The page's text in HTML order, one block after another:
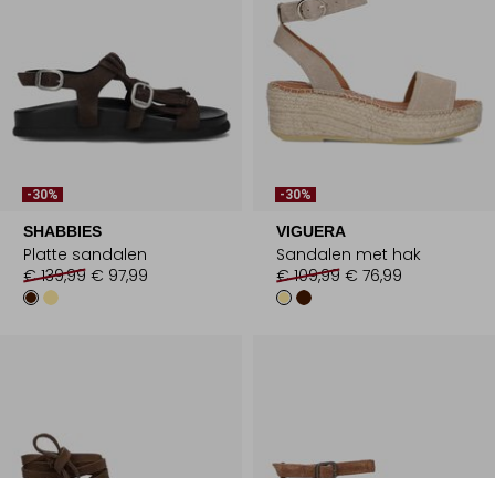
-30%
SHABBIES
Platte sandalen
€ 139,99 € 97,99
-30%
VIGUERA
Sandalen met hak
€ 109,99 € 76,99